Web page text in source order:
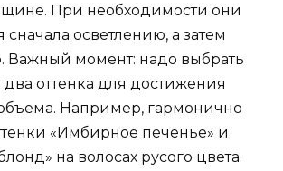
При необходимости они
сначала осветлению, а затем
Важный момент: надо выбрать
оттенка для достижения
Например, гармонично
«Имбирное печенье» и
на волосах русого цвета.